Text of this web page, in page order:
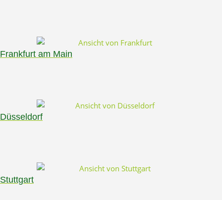
Frankfurt am Main
Düsseldorf
Stuttgart